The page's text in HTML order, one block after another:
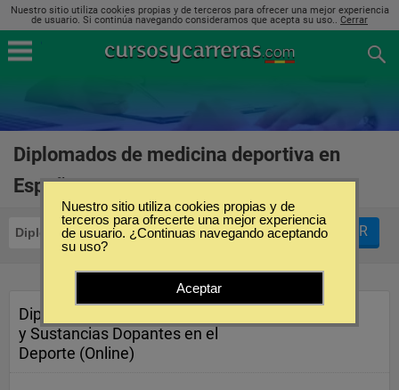
Nuestro sitio utiliza cookies propias y de terceros para ofrecer una mejor experiencia
de usuario. Si continúa navegando consideramos que acepta su uso.. Cerrar
Diplomados de medicina deportiva en
España
Diplomados Medicina Deportiva FILTRAR
Diploma en Ayudas Ergogénicas
y Sustancias Dopantes en el
Deporte (Online)
Nuestro sitio utiliza cookies propias y de
terceros para ofrecerte una mejor experiencia
de usuario. ¿Continuas navegando aceptando
su uso?
Aceptar